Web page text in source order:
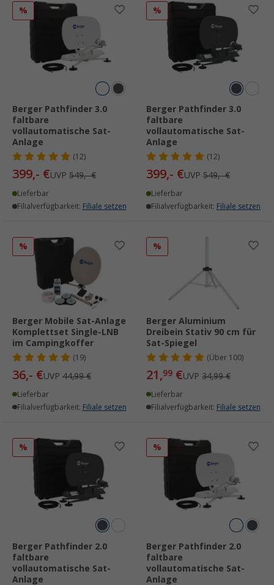
%
Berger Pathfinder 3.0
faltbare
vollautomatische Sat-
Anlage
(12)
399,- €UVP 549,- €
Lieferbar
Filialverfügbarkeit: Filiale setzen
%
Berger Pathfinder 3.0
faltbare
vollautomatische Sat-
Anlage
(12)
399,- €UVP 549,- €
Lieferbar
Filialverfügbarkeit: Filiale setzen
%
Berger Mobile Sat-Anlage
Komplettset Single-LNB
im Campingkoffer
(19)
36,- €UVP 44,99 €
Lieferbar
Filialverfügbarkeit: Filiale setzen
%
Berger Aluminium
Dreibein Stativ 90 cm für
Sat-Spiegel
(Über100)
21,99 €UVP 34,99 €
Lieferbar
Filialverfügbarkeit: Filiale setzen
%
Berger Pathfinder 2.0
faltbare
vollautomatische Sat-
Anlage
%
Berger Pathfinder 2.0
faltbare
vollautomatische Sat-
Anlage